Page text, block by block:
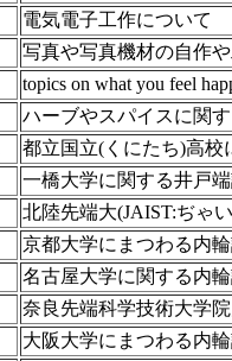
電気電子工作について
写真や写真機材の自作
topics on what you feel
ハーブやスパイスに関
都立国立(くにたち)高校
一橋大学に関する井戸
北陸先端大(JAIST:ぢゃ
京都大学にまつわる内
名古屋大学に関する内
奈良先端科学技術大学
大阪大学にまつわる内